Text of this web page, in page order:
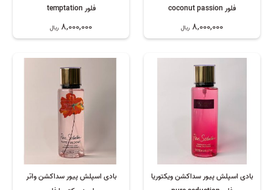
فلور coconut passion
8,000,000 ریال
فلور temptation
8,000,000 ریال
بادی اسپلش پیور سداکشن ویکتوریا
بادی اسپلش پیور سداکشن واتر